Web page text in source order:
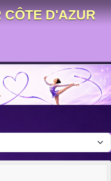
CÔTE D'AZUR